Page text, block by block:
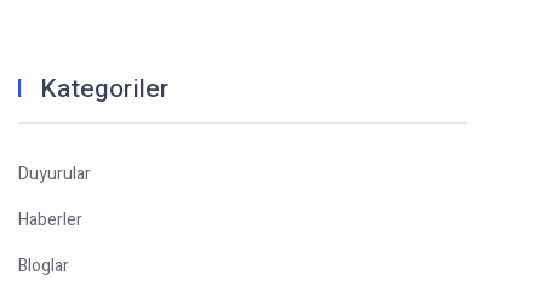
Kategoriler
Duyurular
Haberler
Bloglar